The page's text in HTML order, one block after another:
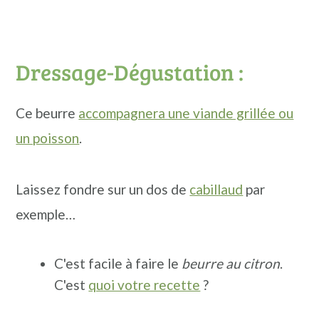
Dressage-Dégustation :
Ce beurre accompagnera une viande grillée ou
un poisson.
Laissez fondre sur un dos de cabillaud par
exemple…
C'est facile à faire le beurre au citron.
C'est quoi votre recette ?